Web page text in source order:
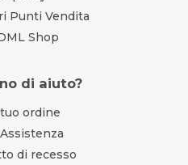
Punti Vendita
Shop
di aiuto?
ordine
di recesso